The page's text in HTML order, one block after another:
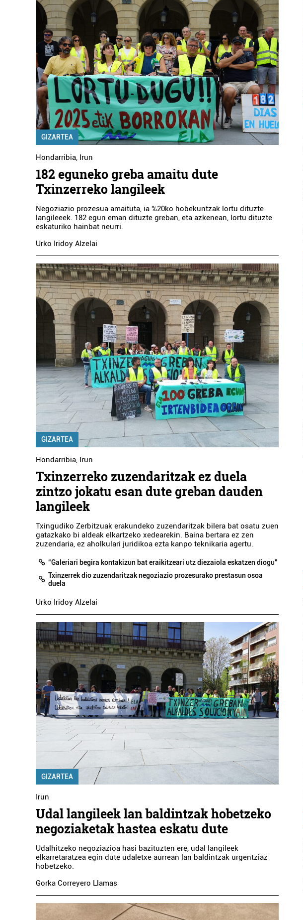
GIZARTEA
Hondarribia, Irun
182 eguneko greba amaitu dute
Txinzerreko langileek
Negoziazio prozesua amaituta, ia %20ko hobekuntzak lortu dituzte
langileeek. 182 egun eman dituzte greban, eta azkenean, lortu dituzte
eskaturiko hainbat neurri.
Urko Iridoy Alzelai
GIZARTEA
Hondarribia, Irun
Txinzerreko zuzendaritzak ez duela
zintzo jokatu esan dute greban dauden
langileek
Txingudiko Zerbitzuak erakundeko zuzendaritzak bilera bat osatu zuen
gatazkako bi aldeak elkartzeko xedearekin. Baina bertara ez zen
zuzendaria, ez aholkulari juridikoa ezta kanpo teknikaria agertu.
“Galeriari begira kontakizun bat eraikitzeari utz diezaiola eskatzen diogu”
Txinzerrek dio zuzendaritzak negoziazio prozesurako prestasun osoa
duela
Urko Iridoy Alzelai
GIZARTEA
Irun
Udal langileek lan baldintzak hobetzeko
negoziaketak hastea eskatu dute
Udalhitzeko negoziazioa hasi bazituzten ere, udal langileek
elkarretaratzea egin dute udaletxe aurrean lan baldintzak urgentziaz
hobetzeko.
Gorka Correyero Llamas
Osasungintza
ZENTROA